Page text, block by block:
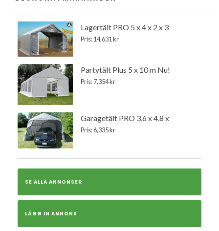
Lagertält PRO 5 x 4 x 2 x 3
Pris: 14,631 kr
Partytält Plus 5 x 10 m Nu!
Pris: 7,354 kr
Garagetält PRO 3,6 x 4,8 x
Pris: 6,335 kr
SE ALLA ANNONSER
LÄGG IN ANNONS